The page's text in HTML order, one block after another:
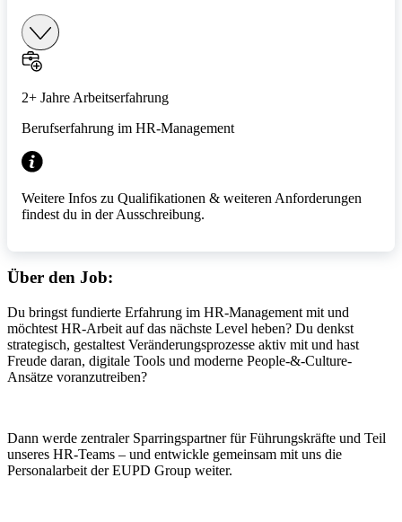
2+ Jahre Arbeitserfahrung
Berufserfahrung im HR-Management
Weitere Infos zu Qualifikationen & weiteren Anforderungen
findest du in der Ausschreibung.
Über den Job:
Du bringst fundierte Erfahrung im HR-Management mit und
möchtest HR-Arbeit auf das nächste Level heben? Du denkst
strategisch, gestaltest Veränderungsprozesse aktiv mit und hast
Freude daran, digitale Tools und moderne People-&-Culture-
Ansätze voranzutreiben?
Dann werde zentraler Sparringspartner für Führungskräfte und Teil
unseres HR-Teams – und entwickle gemeinsam mit uns die
Personalarbeit der EUPD Group weiter.